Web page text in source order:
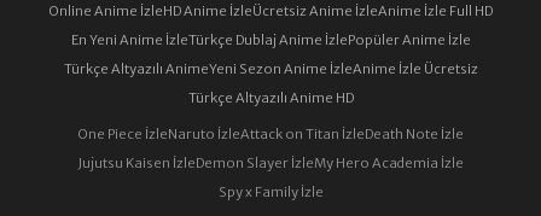
Online Anime İzleHD Anime İzleÜcretsiz Anime İzleAnime İzle Full HD
En Yeni Anime İzleTürkçe Dublaj Anime İzlePopüler Anime İzle
Türkçe Altyazılı AnimeYeni Sezon Anime İzleAnime İzle Ücretsiz
Türkçe Altyazılı Anime HD
One Piece İzleNaruto İzleAttack on Titan İzleDeath Note İzle
Jujutsu Kaisen İzleDemon Slayer İzleMy Hero Academia İzle
Spy x Family İzle